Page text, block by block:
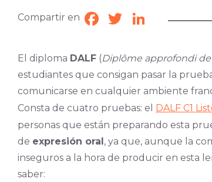
Compartir en Facebook
TwitterLinkedIn
El diploma DALF (Diplôme approfondi
estudiantes que consigan pasar la
comunicarse en cualquier ambiente
Consta de cuatro pruebas: el DALF C1
personas que están preparando esta
de expresión oral, ya que, aunque la
inseguros a la hora de producir en esta
saber: